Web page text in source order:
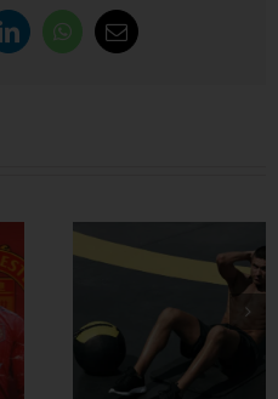
LinkedInWhatsApp
Email